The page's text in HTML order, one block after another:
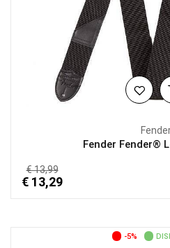
Fender Fender®
€ 13,99
€ 13,29
-5%